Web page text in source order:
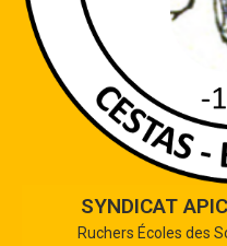
SYNDICAT
Ruchers Écoles des